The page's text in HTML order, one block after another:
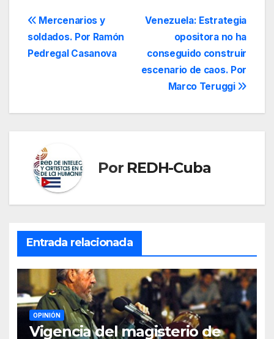
Navegación
de
Venezuela: Estrategia
opositora no ha
conseguido construir
escenario de caos. Por
Marco Teruggi
Mercenarios y
soldados. Por Ramón
Pedregal Casanova
Por REDH-Cuba
Entrada relacionada
OPINIÓN
Vigencia del magisterio de